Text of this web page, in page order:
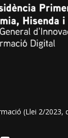
(Llei 2/2023,